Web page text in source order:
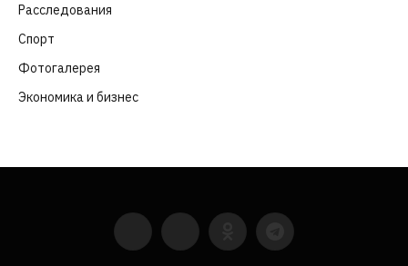
Расследования
Спорт
Фотогалерея
Экономика и бизнес
YouTubeVKontakte
LinkedInFlickr